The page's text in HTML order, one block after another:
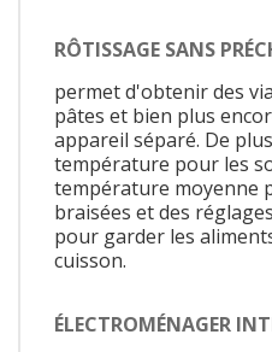
RÔTISSAGE SANS
permet d'obtenir des
pâtes et bien plus
appareil séparé. De
température pour les
température moyenne
braisées et des
pour garder les
cuisson.
ÉLECTROMÉNAGER